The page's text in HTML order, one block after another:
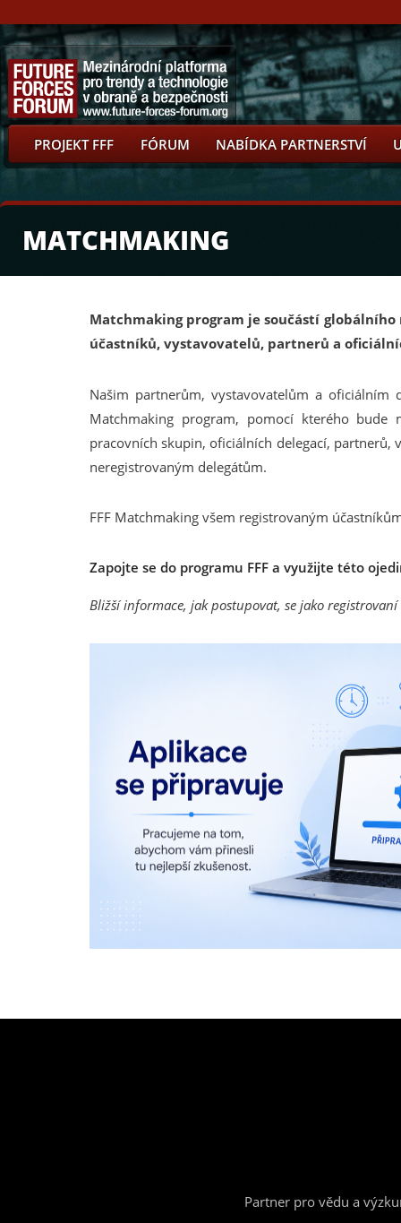
PROJEKT FFF FÓRUM NABÍDKA PARTNERSTVÍ
MATCHMAKING
Matchmaking program je součástí
účastníků, vystavovatelů, partnerů a
Našim partnerům, vystavovatelům a
Matchmaking program, pomocí kterého bude
pracovních skupin, oficiálních delegací, partnerů,
neregistrovaným delegátům.
FFF Matchmaking všem registrovaným
Zapojte se do programu FFF a využijte této
Bližší informace, jak postupovat, se jako
Partner pro vědu a